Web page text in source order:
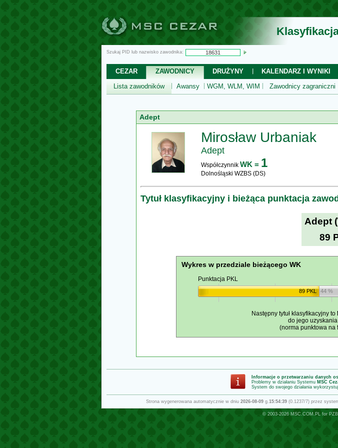
Szukaj PID lub nazwisko zawodnika:
CEZAR ZAWODNICY DRUŻYNY KALENDARZ I WYNIKI
Lista zawodników
Awansy WGM, WLM, WIM Zawodnicy zagraniczni
Adept
Mirosław Urbaniak
Adept
Współczynnik WK = 1
Dolnośląski WZBS (DS)
Tytuł klasyfikacyjny i bieżąca punktacja
Adept
89
Wykres w przedziale bieżącego WK
Punktacja PKL
89 PKL 44 %
Następny tytuł klasyfikacyjny to
do jego
(norma punktowa na
Informacje o przetwarzaniu danych
Problemy w działaniu Systemu MSC
System do swojego działania
Strona wygenerowana automatycznie w dniu 2026-08-09 g.15:54:39 (0.1237/7) przez
© 2003-2026 MSC.COM.PLfor